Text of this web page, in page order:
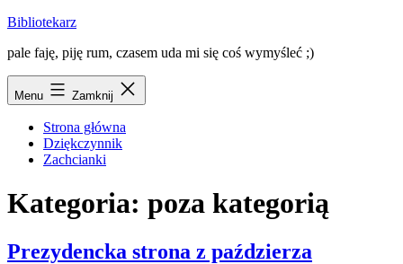
Przejdź
treści
Bibliotekarz
pale faję, piję rum, czasem uda mi się coś wymyśleć ;)
Menu Zamknij
Strona główna
Dziękczynnik
Zachcianki
Kategoria: poza kategorią
Prezydencka strona z paździerza